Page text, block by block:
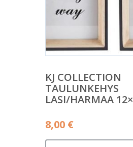
KJ COLLECTION
TAULUNKEHYS
LASI/HARMAA
8,00 €